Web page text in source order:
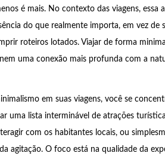
é mais. No contexto das viagens, essa
do que realmente importa, em vez de
roteiros lotados. Viajar de forma
uma conexão mais profunda com a
em suas viagens, você se
uma lista interminável de atrações
com os habitantes locais, ou
agitação. O foco está na qualidade da